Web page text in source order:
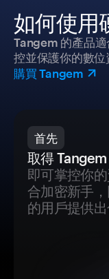
如何使用
Tangem 的產品
控並保護你的數位
購買 Tangem
首先
取得
即可掌控你
合加密新手
的用戶提供出